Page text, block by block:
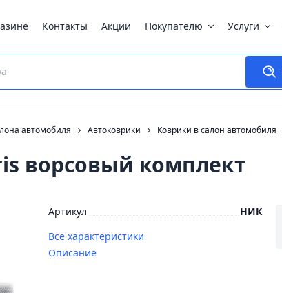
Контакты Акции Покупателю Услуги
автомобиля Автоковрики Коврики в салон автомобиля
ворсовый комплект
Артикул
НИК
Все характеристики
Описание